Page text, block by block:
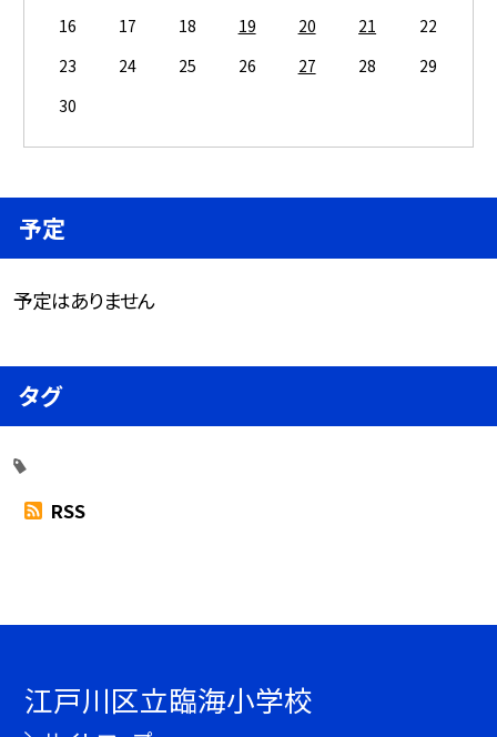
16
17 18 19 20 21
22
23
24 25 26 27 28
29
30
予定
予定はありません
タグ
RSS
江戸川区立臨海小学校